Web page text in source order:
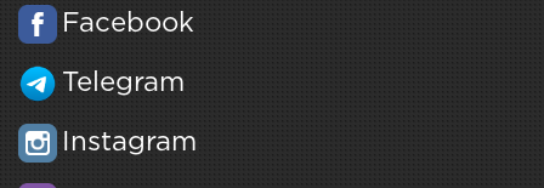
Facebook
Telegram
Instagram